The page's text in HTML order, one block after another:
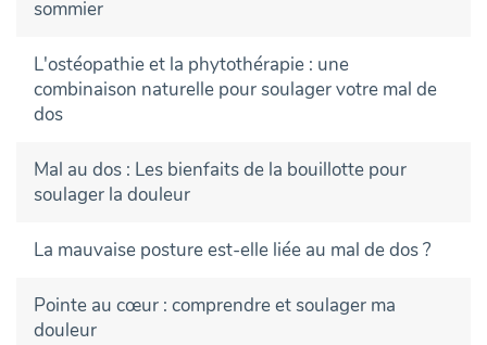
sommier
L'ostéopathie et la phytothérapie : une
combinaison naturelle pour soulager votre mal de
dos
Mal au dos : Les bienfaits de la bouillotte pour
soulager la douleur
La mauvaise posture est-elle liée au mal de dos ?
Pointe au cœur : comprendre et soulager ma
douleur